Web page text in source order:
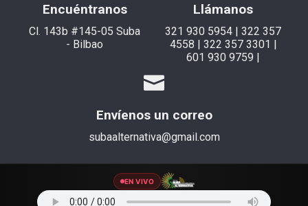
Encuéntranos
Cl. 143b #145-05 Suba
- Bilbao
Llámanos
321 930 5954 | 322 357
4558 | 322 357 3301 |
601 930 9759 |
Envíenos un correo
subaalternativa@gmail.com
© 2021 Suba Alternativa. Todos los derechos reservados.
EN VIVO